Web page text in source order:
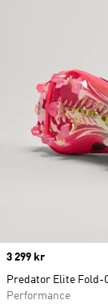
Price
3 299 kr
Predator Elite Fold-
Performance